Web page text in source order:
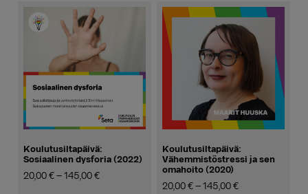
Koulutusiltapäivä:
Sosiaalinen dysforia (2022)
20,00€ – 145,00€Hintaluokka:
Koulutusiltapäivä:
Vähemmistöstressi ja sen
omahoito (2020)
20,00€ – 145,00€Hintaluokka: